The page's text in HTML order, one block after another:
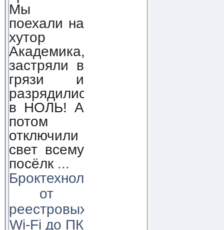
Мы
поехали на
хутор
Академика,
застряли в
грязи и
разрядились
в НОЛЬ! А
потом
отключили
свет всему
посёлк ...
Броктехнолоджи:
от
реестровых
Wi-Fi до ПК